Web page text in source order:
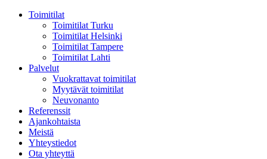
Toimitilat
Toimitilat Turku
Toimitilat Helsinki
Toimitilat Tampere
Toimitilat Lahti
Palvelut
Vuokrattavat toimitilat
Myytävät toimitilat
Neuvonanto
Referenssit
Ajankohtaista
Meistä
Yhteystiedot
Ota yhteyttä